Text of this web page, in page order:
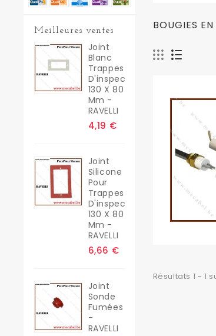
Meilleures ventes
Joint
Blanc
Trappes
D'inspection
130 X 80
Mm -
RAVELLI
4,19 €
Joint
Silicone
Pour
Trappes
D'inspection
130 X 80
Mm -
RAVELLI
6,66 €
Joint
Sonde
Fumées
-
RAVELLI
BOUGIES
Résultats 1 - 1